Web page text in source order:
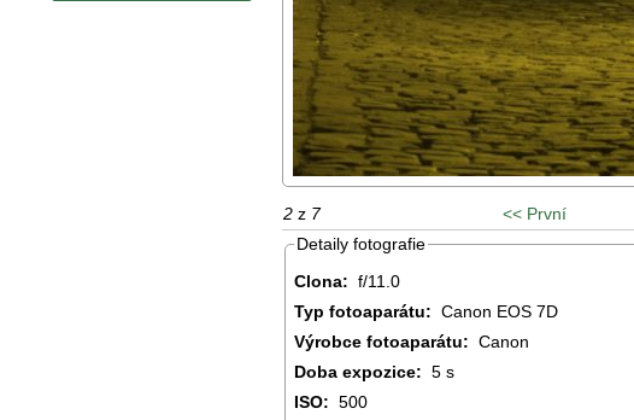
2 z 7 << První
Detaily fotografie
Clona: f/11.0
Typ fotoaparátu: Canon EOS 7D
Výrobce fotoaparátu: Canon
Doba expozice: 5 s
ISO: 500